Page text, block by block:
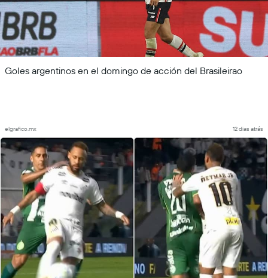
Goles argentinos en el domingo de acción del Brasileirao
elgrafico.mx 12 dias atrás